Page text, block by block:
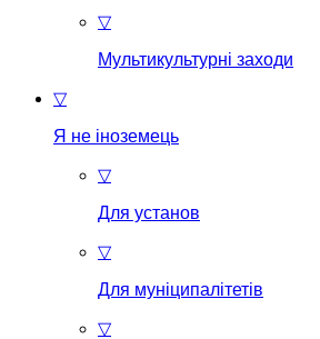
▽
Мультикультурні заходи
▽
Я не іноземець
▽
Для установ
▽
Для муніципалітетів
▽